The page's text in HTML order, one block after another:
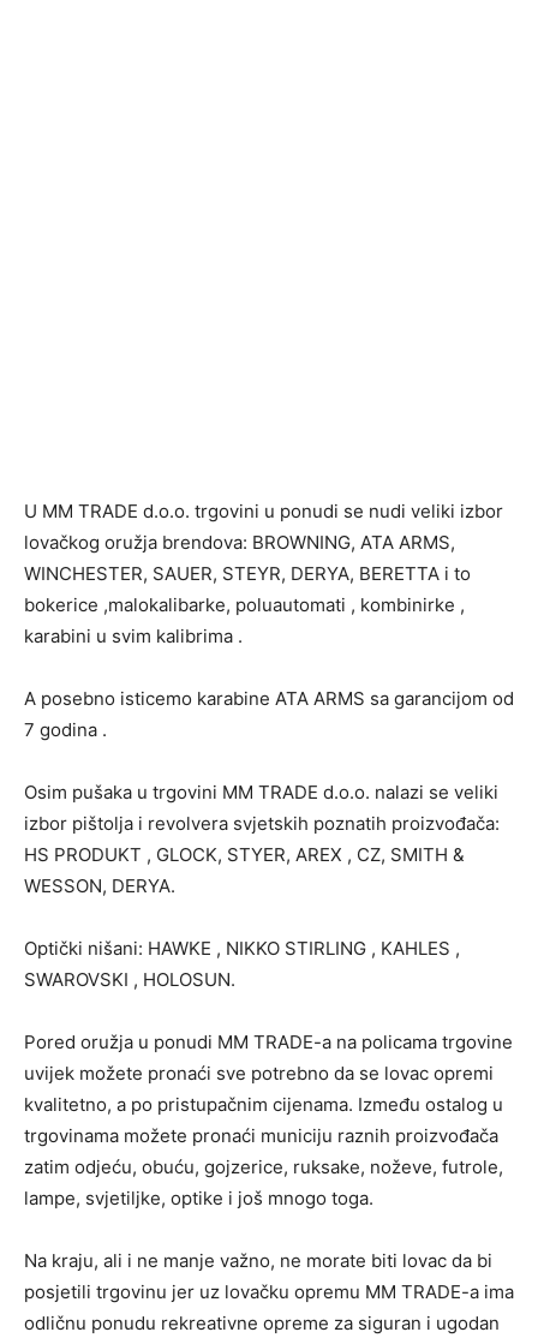
U MM TRADE d.o.o. trgovini u ponudi se nudi veliki izbor
lovačkog oružja brendova: BROWNING, ATA ARMS,
WINCHESTER, SAUER, STEYR, DERYA, BERETTA i to
bokerice ,malokalibarke, poluautomati , kombinirke ,
karabini u svim kalibrima .
A posebno isticemo karabine ATA ARMS sa garancijom od
7 godina .
Osim pušaka u trgovini MM TRADE d.o.o. nalazi se veliki
izbor pištolja i revolvera svjetskih poznatih proizvođača:
HS PRODUKT , GLOCK, STYER, AREX , CZ, SMITH &
WESSON, DERYA.
Optički nišani: HAWKE , NIKKO STIRLING , KAHLES ,
SWAROVSKI , HOLOSUN.
Pored oružja u ponudi MM TRADE-a na policama trgovine
uvijek možete pronaći sve potrebno da se lovac opremi
kvalitetno, a po pristupačnim cijenama. Između ostalog u
trgovinama možete pronaći municiju raznih proizvođača
zatim odjeću, obuću, gojzerice, ruksake, noževe, futrole,
lampe, svjetiljke, optike i još mnogo toga.
Na kraju, ali i ne manje važno, ne morate biti lovac da bi
posjetili trgovinu jer uz lovačku opremu MM TRADE-a ima
odličnu ponudu rekreativne opreme za siguran i ugodan